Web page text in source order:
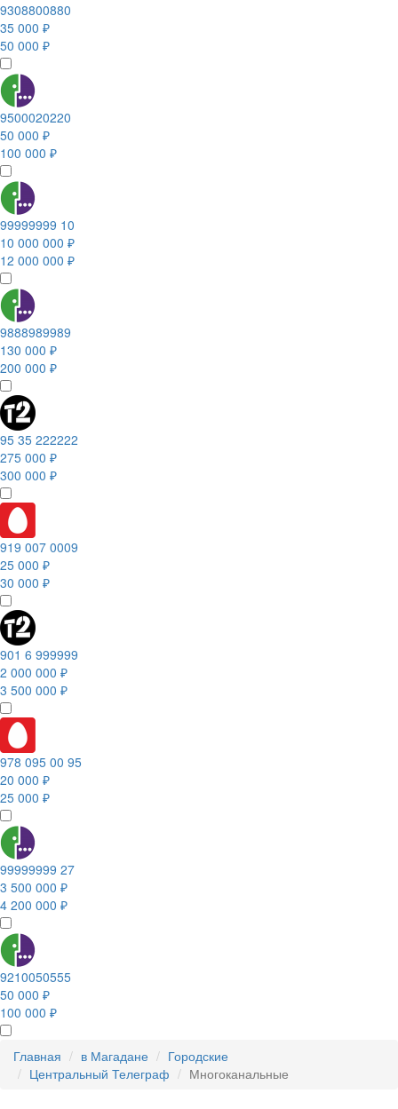
9308800880
35 000 ₽
50 000 ₽
9500020220
50 000 ₽
100 000 ₽
99999999 10
10 000 000 ₽
12 000 000 ₽
9888989989
130 000 ₽
200 000 ₽
95 35 222222
275 000 ₽
300 000 ₽
919 007 0009
25 000 ₽
30 000 ₽
901 6 999999
2 000 000 ₽
3 500 000 ₽
978 095 00 95
20 000 ₽
25 000 ₽
99999999 27
3 500 000 ₽
4 200 000 ₽
9210050555
50 000 ₽
100 000 ₽
Главная в Магадане
Городские
Центральный Телеграф
Многоканальные